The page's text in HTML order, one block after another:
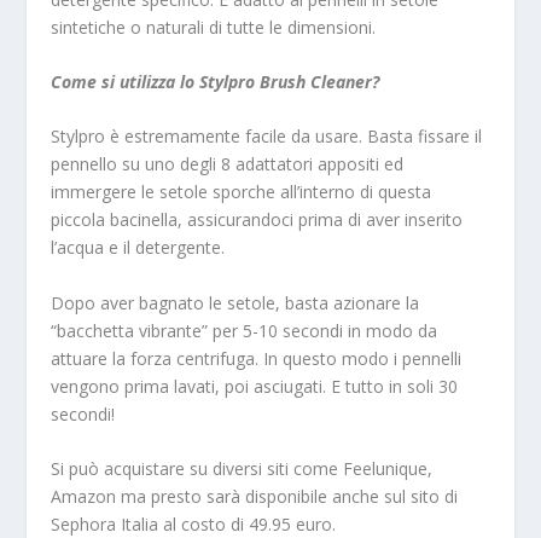
sintetiche o naturali di tutte le dimensioni.
Come si utilizza lo Stylpro Brush Cleaner?
Stylpro è estremamente facile da usare. Basta fissare il
pennello su uno degli 8 adattatori appositi ed
immergere le setole sporche all’interno di questa
piccola bacinella, assicurandoci prima di aver inserito
l’acqua e il detergente.
Dopo aver bagnato le setole, basta azionare la
“bacchetta vibrante” per 5-10 secondi in modo da
attuare la forza centrifuga. In questo modo i pennelli
vengono prima lavati, poi asciugati. E tutto in soli 30
secondi!
Si può acquistare su diversi siti come Feelunique,
Amazon ma presto sarà disponibile anche sul sito di
Sephora Italia al costo di 49.95 euro.